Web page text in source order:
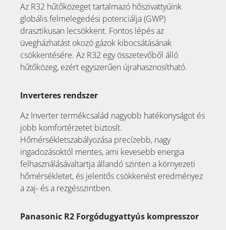
Az R32 hűtőközeget tartalmazó hőszivattyúink
globális felmelegedési potenciálja (GWP)
drasztikusan lecsökkent. Fontos lépés az
üvegházhatást okozó gázok kibocsátásának
csökkentésére. Az R32 egy összetevőből álló
hűtőközeg, ezért egyszerűen újrahasznosítható.
Inverteres rendszer
Az Inverter termékcsalád nagyobb hatékonyságot és
jobb komfortérzetet biztosít.
Hőmérsékletszabályozása precízebb, nagy
ingadozásoktól mentes, ami kevesebb energia
felhasználásávaltartja állandó szinten a környezeti
hőmérsékletet, és jelentős csökkenést eredményez
a zaj- és a rezgésszintben.
Panasonic R2 Forgódugyattyús kompresszor